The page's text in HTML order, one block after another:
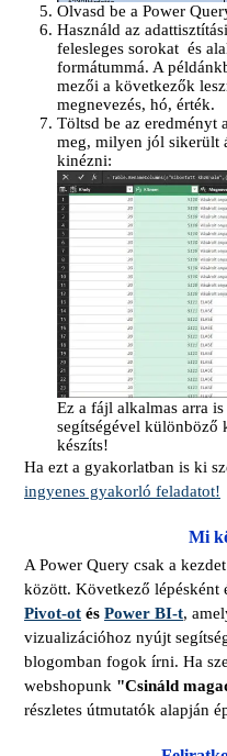
Olvasd be a Power
Használd az
felesleges sorokat és
formátummá. A
mezői a következők
megnevezés, hó, érték.
Töltsd be az eredményt
meg, milyen jól sikerült
kinézni:
Ez a fájl alkalmas arra
segítségével különböző
készíts!
Ha ezt a gyakorlatban is ki
ingyenes gyakorló feladatot!
Mi
A Power Query csak a
között. Következő lépésként
Pivot-ot és Power BI-t,
vizualizációhoz nyújt
blogomban fogok írni. Ha
webshopunk "Csináld
részletes útmutatók alapján